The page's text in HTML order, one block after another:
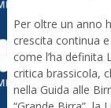
Per oltre un anno
crescita continua
come l’ha definita
critica brassicola,
nella Guida alle